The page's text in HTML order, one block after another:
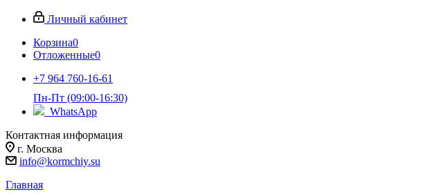
Личный кабинет
Корзина0
Отложенные0
+7 964 760-16-61
Пн-Пт (09:00-16:30)
WhatsApp
Контактная информация
г. Москва
info@kormchiy.su
Главная